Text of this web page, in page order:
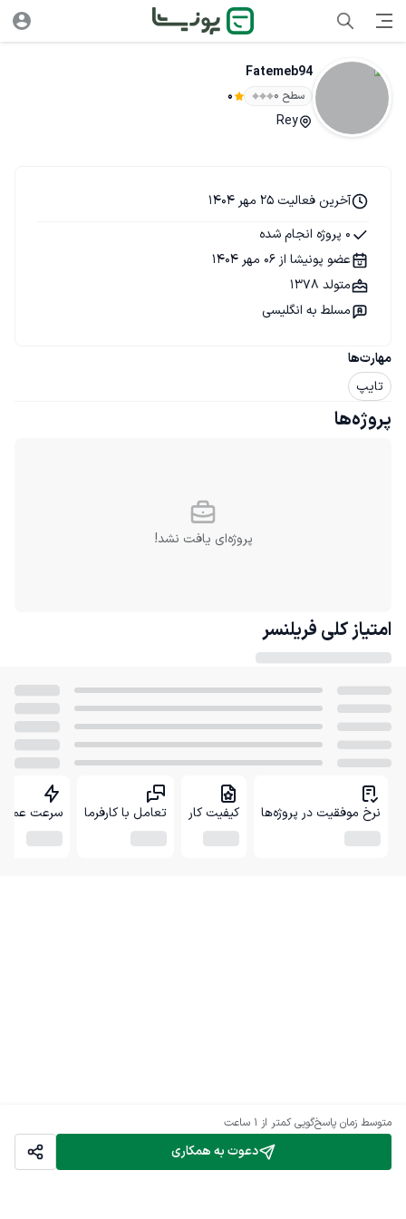
Fatemeb94
سطح ۰ 0
Rey
دعوت به همکاری
متوسط زمان پاسخ‌گویی کمتر از 1 ساعت
مهارت‌ها
تایپ
آخرین فعالیت 25 مهر 1404
0 پروژه انجام شده
عضو پونیشا از 06 مهر 1404
متولد 1378
مسلط به انگلیسی
پروژه‌ها
پروژه‌ای یافت نشد!
امتیاز کلی فریلنسر
نرخ موفقیت در پروژه‌ها کیفیت کار تعامل با کارفرما سرعت عمل